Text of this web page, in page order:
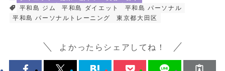
平和島 ジム
平和島 ダイエット
平和島 パーソナル
平和島 パーソナルトレーニング
東京都大田区
よかったらシェアしてね！